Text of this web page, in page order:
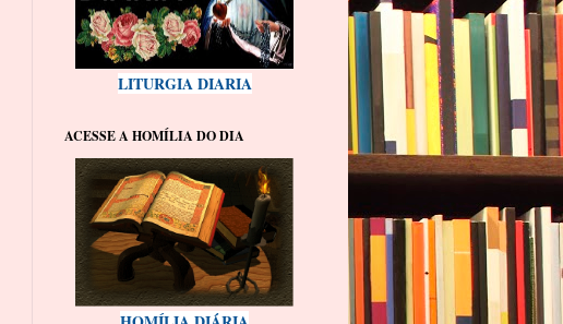
LITURGIA DIARIA
ACESSE A HOMÍLIA DO DIA